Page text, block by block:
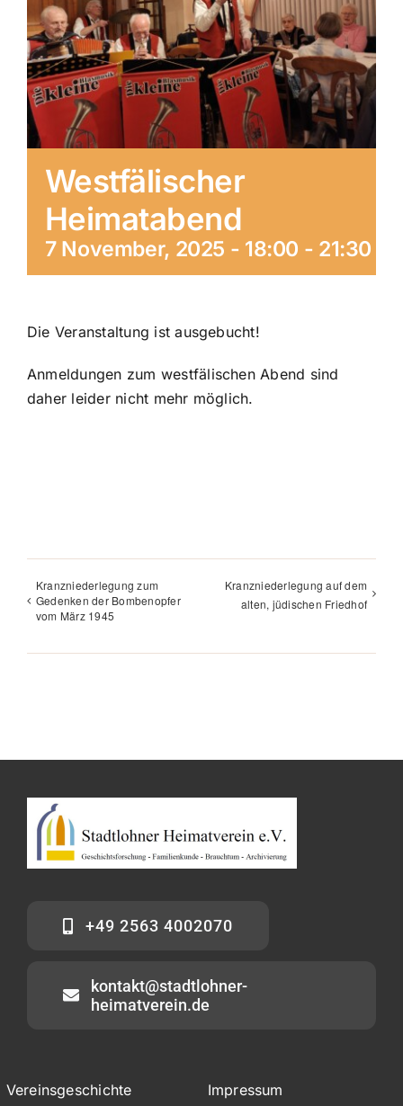
Westfälischer
Heimatabend
7 November, 2025 - 18:00 - 21:30
Die Veranstaltung ist ausgebucht!
Anmeldungen zum westfälischen Abend sind
daher leider nicht mehr möglich.
Kranzniederlegung zum
Gedenken der Bombenopfer
vom März 1945
Kranzniederlegung auf dem
alten, jüdischen Friedhof
+49 2563 4002070
kontakt@stadtlohner-
heimatverein.de
Vereinsgeschichte Impressum